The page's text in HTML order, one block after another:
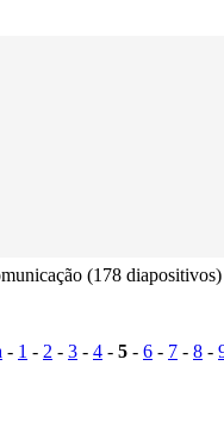
(178 diapositivos)
- 1 - 2 - 3 - 4 - 5 - 6 - 7 - 8 -